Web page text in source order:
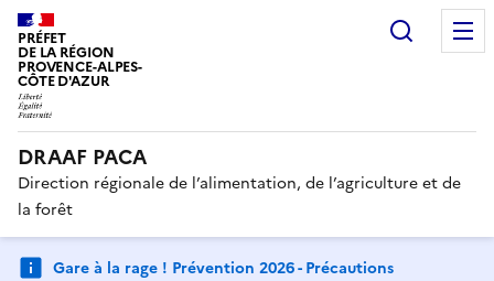
PRÉFET
DE LA RÉGION
PROVENCE-ALPES-
CÔTE D'AZUR
DRAAF PACA
Direction régionale de l’alimentation, de l’agriculture et de
la forêt
Gare à la rage ! Prévention 2026 - Précautions